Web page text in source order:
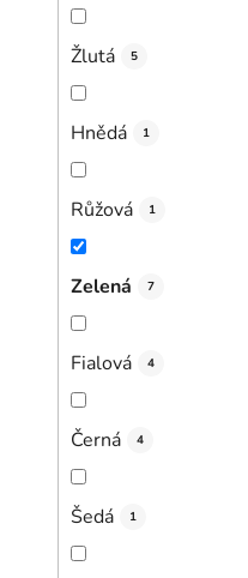
Žlutá 5
Hnědá 1
Růžová 1
Zelená 7
Fialová 4
Černá 4
Šedá 1